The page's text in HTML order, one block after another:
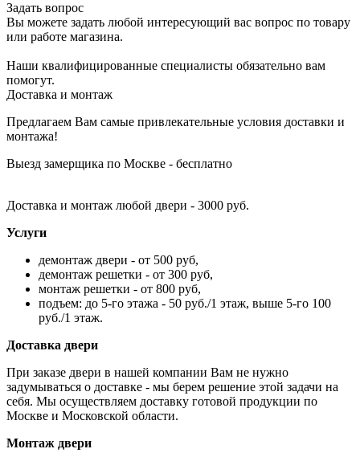
Задать вопрос
Вы можете задать любой интересующий вас вопрос по товару
или работе магазина.
Наши квалифицированные специалисты обязательно вам
помогут.
Доставка и монтаж
Предлагаем Вам самые привлекательные условия доставки и
монтажа!
Выезд замерщика по Москве - бесплатно
Доставка и монтаж любой двери - 3000 руб.
Услуги
демонтаж двери - от 500 руб,
демонтаж решетки - от 300 руб,
монтаж решетки - от 800 руб,
подъем: до 5-го этажа - 50 руб./1 этаж, выше 5-го 100
руб./1 этаж.
Доставка двери
При заказе двери в нашей компании Вам не нужно
задумываться о доставке - мы берем решение этой задачи на
себя. Мы осуществляем доставку готовой продукции по
Москве и Московской области.
Монтаж двери